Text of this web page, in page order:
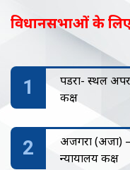
विधानसभाओं के लिए
पिंडरा- स्थल
कक्ष
अजगरा (अजा) –
न्यायालय कक्ष